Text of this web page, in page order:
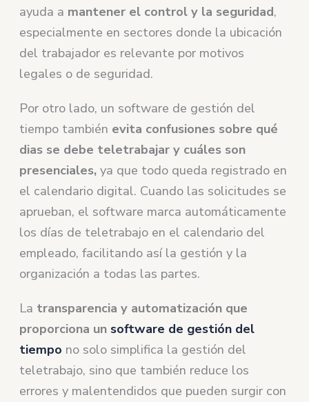
ayuda a mantener el control y la seguridad,
especialmente en sectores donde la ubicación
del trabajador es relevante por motivos
legales o de seguridad.
Por otro lado, un software de gestión del
tiempo también evita confusiones sobre qué
dias se debe teletrabajar y cuáles son
presenciales, ya que todo queda registrado en
el calendario digital. Cuando las solicitudes se
aprueban, el software marca automáticamente
los días de teletrabajo en el calendario del
empleado, facilitando así la gestión y la
organización a todas las partes.
La transparencia y automatización que
proporciona un software de gestión del
tiempo no solo simplifica la gestión del
teletrabajo, sino que también reduce los
errores y malentendidos que pueden surgir con